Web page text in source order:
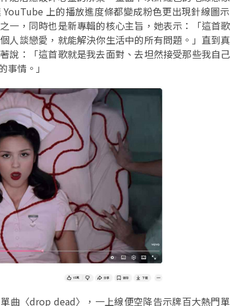
上的播放進度條都變成粉色更出現針線圖
一，同時也是新專輯的核心主旨，她表示：「這首
人談戀愛，就能解決你生活中的所有問題。」直到
說：「這首歌就是我去面對、去坦然接受那些我自
情。」
曲〈drop dead〉，一上線便空降告示牌百大熱門